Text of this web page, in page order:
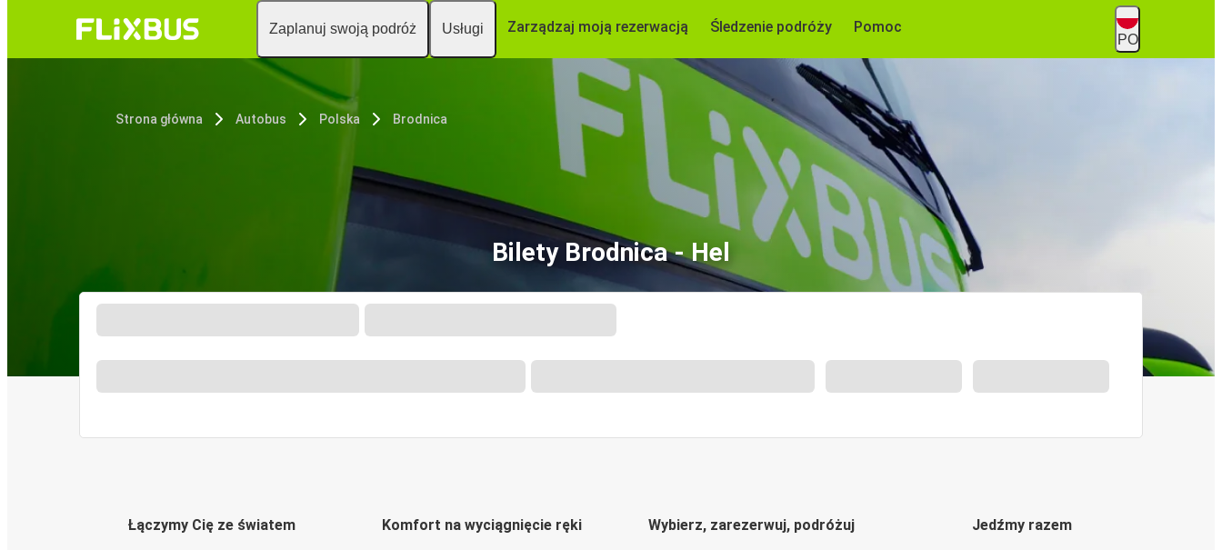
Zaplanuj swoją podróż Usługi Zarządzaj moją rezerwacją Śledzenie podróży Pomoc
PO
Strona główna Autobus Polska Brodnica
Bilety Brodnica - Hel
Łączymy Cię ze światem Komfort na wyciągnięcie ręki Wybierz, zarezerwuj, podróżuj Jedźmy razem